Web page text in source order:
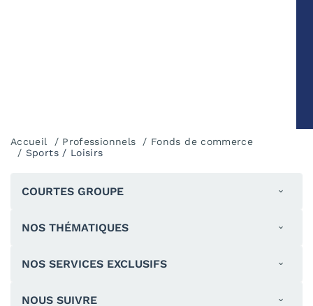
Accueil Professionnels
Fonds de commerce
Sports / Loisirs
COURTES GROUPE
NOS THÉMATIQUES
NOS SERVICES EXCLUSIFS
NOUS SUIVRE